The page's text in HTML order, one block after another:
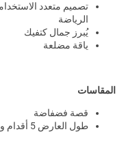
تصميم متعدد
الرياضة
يُبرز جمال كتفيك
ياقة مضلعة
المقاسات
قصة فضفاضة
طول العارض 5 أقدام و11 بوص ويرتدي مقاس XL